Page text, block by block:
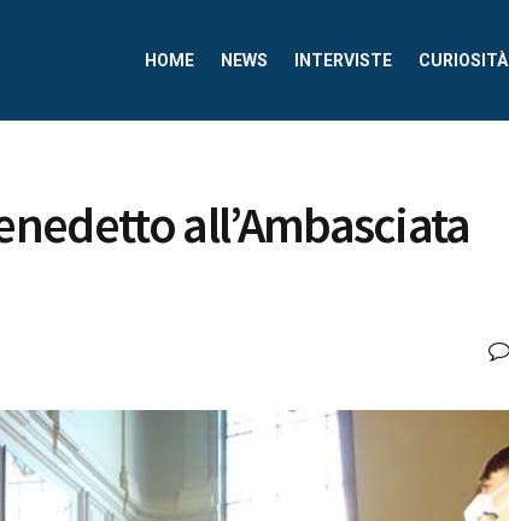
HOME NEWS INTERVISTE CURIOSITÀ
all’Ambasciata